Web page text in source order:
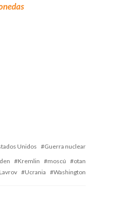
Unidos
Guerra nuclear
Kremlin moscú
otan
Ucrania Washington